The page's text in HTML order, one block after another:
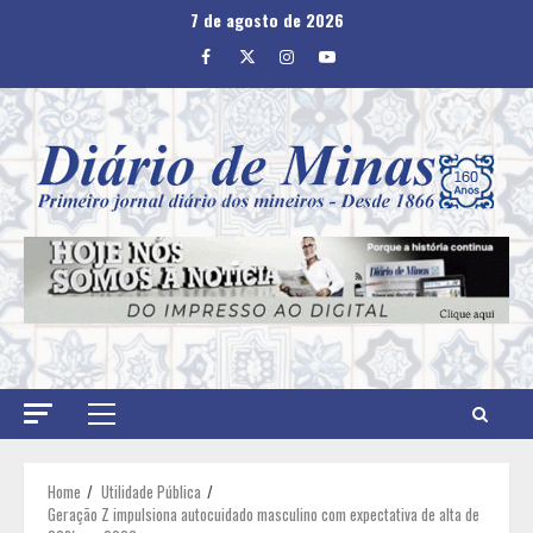
7 de agosto de 2026
Facebook
TwitterInstagram
Youtube
Primary
Home
Utilidade Pública
Geração Z impulsiona autocuidado masculino com expectativa de alta de